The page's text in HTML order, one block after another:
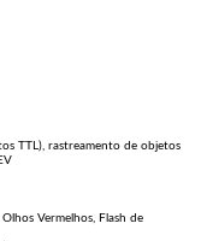
TTL), rastreamento de objetos
Vermelhos, Flash de